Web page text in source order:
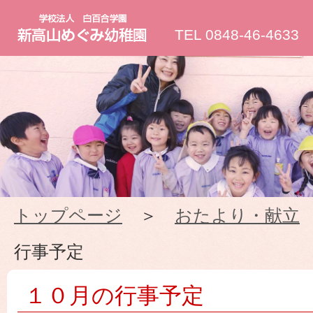
新
高
山
め
ぐ
み
幼
TEL 0848-46-4633
トップページ ＞ おたより・献立
行事予定
１０月の行事予定